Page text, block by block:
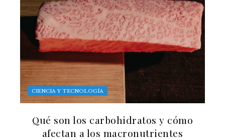
CIENCIA Y TECNOLOGÍA
Qué son los carbohidratos y cómo
afectan a los macronutrientes